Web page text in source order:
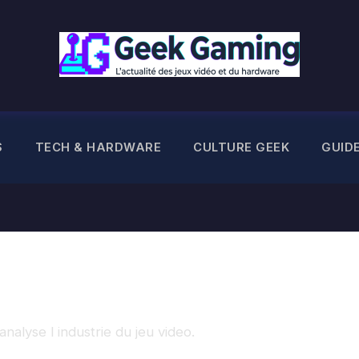
TECH & HARDWARE CULTURE GEEK
l industrie du jeu video.